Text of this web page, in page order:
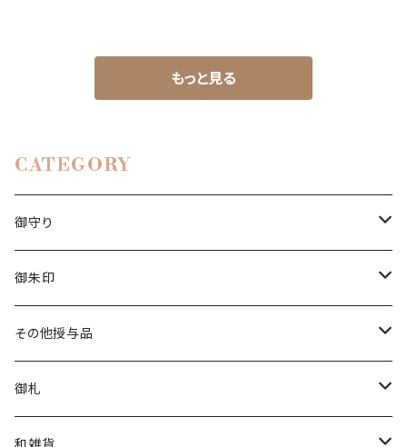
もっと見る
CATEGORY
御守り
白い茅の輪守り
立願成就守り
厄除守り
星守り
御朱印
香り御朱印
チャリティー
花神
その他授与品
清め水
御札
金神封じ札
和雑貨